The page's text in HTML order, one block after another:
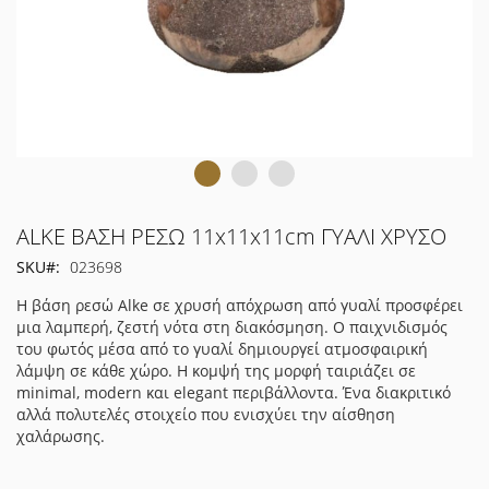
Μετάβαση
αρχή
της
συλλογής
εικόνων
ALKE ΒΑΣΗ ΡΕΣΩ 11x11x11cm ΓΥΑΛΙ ΧΡΥΣΟ
SKU
023698
Η βάση ρεσώ Alke σε χρυσή απόχρωση από γυαλί προσφέρει
μια λαμπερή, ζεστή νότα στη διακόσμηση. Ο παιχνιδισμός
του φωτός μέσα από το γυαλί δημιουργεί ατμοσφαιρική
λάμψη σε κάθε χώρο. Η κομψή της μορφή ταιριάζει σε
minimal, modern και elegant περιβάλλοντα. Ένα διακριτικό
αλλά πολυτελές στοιχείο που ενισχύει την αίσθηση
χαλάρωσης.